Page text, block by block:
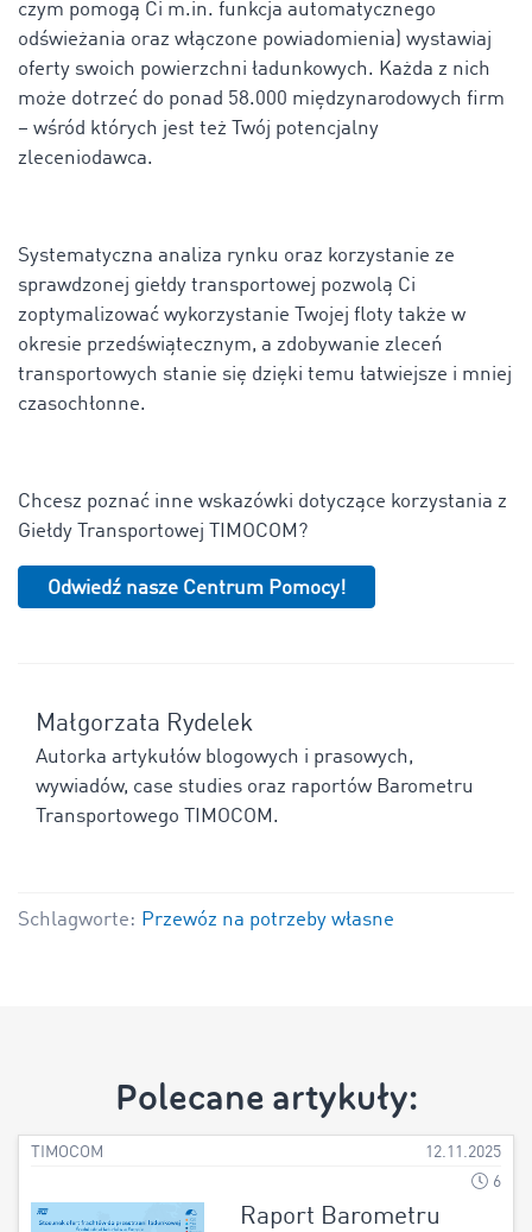
czym pomogą Ci m.in. funkcja automatycznego
odświeżania oraz włączone powiadomienia) wystawiaj
oferty swoich powierzchni ładunkowych. Każda z nich
może dotrzeć do ponad 58.000 międzynarodowych firm
– wśród których jest też Twój potencjalny
zleceniodawca.
Systematyczna analiza rynku oraz korzystanie ze
sprawdzonej giełdy transportowej pozwolą Ci
zoptymalizować wykorzystanie Twojej floty także w
okresie przedświątecznym, a zdobywanie zleceń
transportowych stanie się dzięki temu łatwiejsze i mniej
czasochłonne.
Chcesz poznać inne wskazówki dotyczące korzystania z
Giełdy Transportowej TIMOCOM?
Odwiedź nasze Centrum Pomocy!
Małgorzata Rydelek
Autorka artykułów blogowych i prasowych,
wywiadów, case studies oraz raportów Barometru
Transportowego TIMOCOM.
Schlagworte: Przewóz na potrzeby własne
Polecane artykuły:
TIMOCOM
12.11.2025
6
Raport Barometru